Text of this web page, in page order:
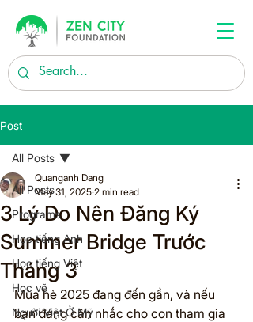
Post
All Posts
Programs
Học tiếng Anh
Học tiếng Việt
Học vẽ
Người Việt Ở Mỹ
All Posts
3 Lý Do Nên Đăng Ký
Summer Bridge Trước
Tháng 3
Quanganh Dang
May 31, 2025 2 min read
Mùa hè 2025 đang đến gần, và nếu
bạn đang cân nhắc cho con tham gia